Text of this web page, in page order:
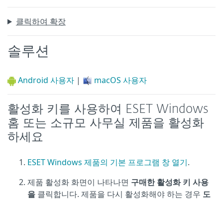
클릭하여 확장
솔루션
Android 사용자 | macOS 사용자
활성화 키를 사용하여 ESET Windows
홈 또는 소규모 사무실 제품을 활성화
하세요
ESET Windows 제품의 기본 프로그램 창 열기.
제품 활성화 화면이 나타나면 구매한 활성화 키 사용
을 클릭합니다. 제품을 다시 활성화해야 하는 경우 도